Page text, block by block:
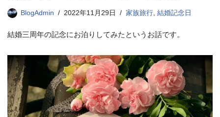
BlogAdmin 2022年11月29日 家族旅行, 結婚記念日
結婚三周年の記念にお泊りしてみたというお話です。